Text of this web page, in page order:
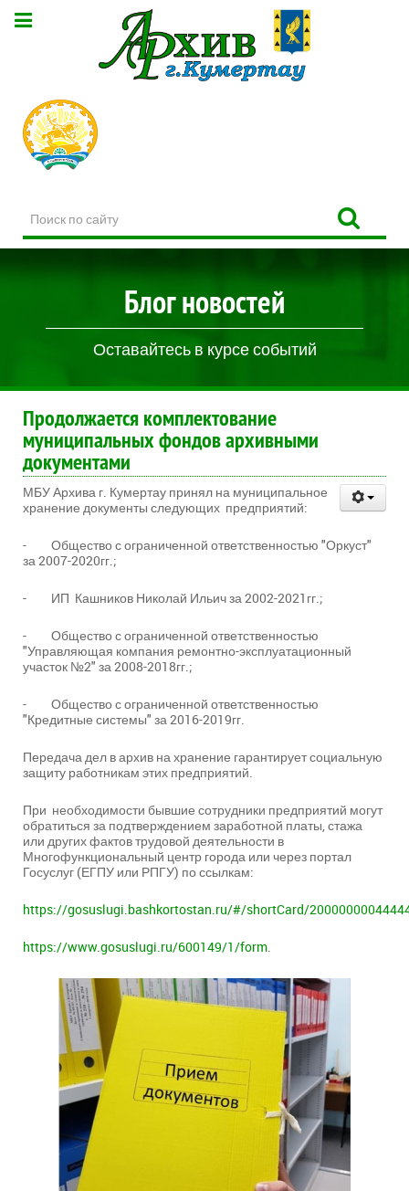
по
сайту
Блог новостей
Оставайтесь в курсе событий
Продолжается комплектование
муниципальных фондов архивными
документами
МБУ Архива г. Кумертау принял на муниципальное
хранение документы следующих предприятий:
- Общество с ограниченной ответственностью "Оркуст"
за 2007-2020гг.;
- ИП Кашников Николай Ильич за 2002-2021гг.;
- Общество с ограниченной ответственностью
"Управляющая компания ремонтно-эксплуатационный
участок №2" за 2008-2018гг.;
- Общество с ограниченной ответственностью
"Кредитные системы" за 2016-2019гг.
Передача дел в архив на хранение гарантирует социальную
защиту работникам этих предприятий.
При необходимости бывшие сотрудники предприятий могут
обратиться за подтверждением заработной платы, стажа
или других фактов трудовой деятельности в
Многофункциональный центр города или через портал
Госуслуг (ЕГПУ или РПГУ) по ссылкам:
https://gosuslugi.bashkortostan.ru/#/shortCard/
https://www.gosuslugi.ru/600149/1/form.